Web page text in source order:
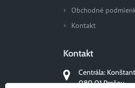
Obchodné
Kontakt
Kontakt
Centrála:
080 01 Prešov